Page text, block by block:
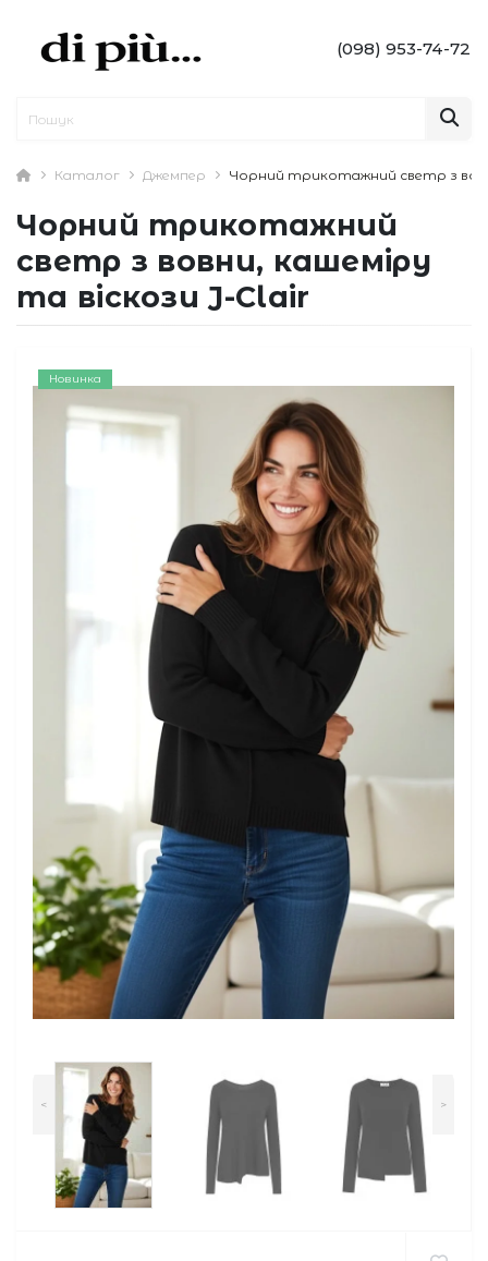
(098) 953-74-72
Каталог Джемпер Чорний трикотажний светр з
Чорний трикотажний
светр з вовни, кашеміру
та віскози J-Clair
Новинка
< >